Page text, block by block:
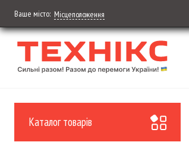
Ваше місто: Місцеположення
Каталог товарів